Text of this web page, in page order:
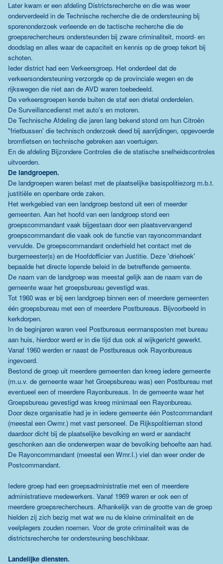
Later kwam er een afdeling Districtsrecherche en die was weer
onderverdeeld in de Technische recherche die de ondersteuning bij
sporenonderzoek verleende en de tactische recherche die de
groepsrechercheurs ondersteunden bij zware criminaliteit, moord- en
doodslag en alles waar de capaciteit en kennis op de groep tekort bij
schoten.
Ieder district had een Verkeersgroep. Het onderdeel dat de
verkeersondersteuning verzorgde op de provinciale wegen en de
rijkswegen die niet aan de AVD waren toebedeeld.
De verkeersgroepen kende buiten de staf een drietal onderdelen.
De Surveillancedienst met auto's en motoren.
De Technische Afdeling die jaren lang bekend stond om hun Citroën
"frietbussen' die technisch onderzoek deed bij aanrijdingen, opgevoerde
bromfietsen en technische gebreken aan voertuigen.
En de afdeling Bijzondere Controles die de statische snelheidscontroles
uitvoerden.
De landgroepen.
De landgroepen waren belast met de plaatselijke basispolitiezorg m.b.t.
justitiële en openbare orde zaken.
Het werkgebied van een landgroep bestond uit een of meerder
gemeenten. Aan het hoofd van een landgroep stond een
groepscommandant vaak bijgestaan door een plaatsvervangend
groepscommandant die vaak ook de functie van rayoncommandant
vervulde. De groepscommandant onderhield het contact met de
burgemeester(s) en de Hoofdofficier van Justitie. Deze 'driehoek'
bepaalde het directe lopende beleid in de betreffende gemeente.
De naam van de landgroep was meestal gelijk aan de naam van de
gemeente waar het groepsbureau gevestigd was.
Tot 1960 was er bij een landgroep binnen een of meerdere gemeenten
één groepsbureau met een of meerdere Postbureaus. Bijvoorbeeld in
kerkdorpen.
In de beginjaren waren veel Postbureaus eenmansposten met bureau
aan huis, hierdoor werd er in die tijd dus ook al wijkgericht gewerkt.
Vanaf 1960 werden er naast de Postbureaus ook Rayonbureaus
ingevoerd.
Bestond de groep uit meerdere gemeenten dan kreeg iedere gemeente
(m.u.v. de gemeente waar het Groepsbureau was) een Postbureau met
eventueel een of meerdere Rayonbureaus. In de gemeente waar het
Groepsbureau gevestigd was kreeg minimaal een Rayonbureau.
Door deze organisatie had je in iedere gemeente één Postcommandant
(meestal een Owmr.) met vast personeel. De Rijkspolitieman stond
daardoor dicht bij de plaatselijke bevolking en werd er aandacht
geschonken aan die onderwerpen waar de bevolking behoefte aan had.
De Rayoncommandant (meestal een Wmr.I.) viel dan weer onder de
Postcommandant.
Iedere groep had een groepsadministratie met een of meerdere
administratieve medewerkers. Vanaf 1969 waren er ook een of
meerdere groepsrechercheurs. Afhankelijk van de grootte van de groep
hielden zij zich bezig met wat we nu de kleine criminaliteit en de
veelplegers zouden noemen. Voor de grote criminaliteit was de
districtsrecherche ter ondersteuning beschikbaar.
Landelijke diensten.